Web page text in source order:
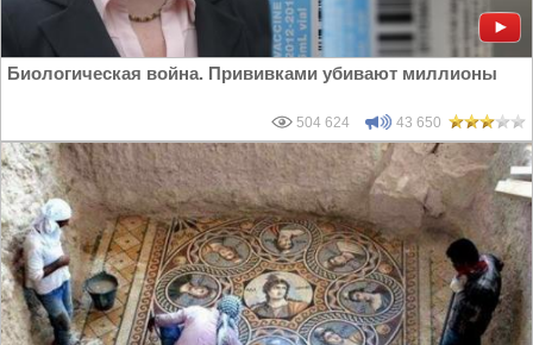
Биологическая война. Прививками убивают миллионы
504 624 43 650